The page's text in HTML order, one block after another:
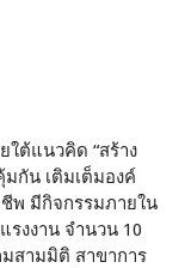
ใต้แนวคิด “สร้าง
มกัน เติมเต็มองค์
พ มีกิจกรรมภายใน
งงาน จำนวน 10
มสามมิติ สาขาการ